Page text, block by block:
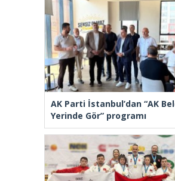
AK Parti İstanbul’dan “AK
Yerinde Gör” programı